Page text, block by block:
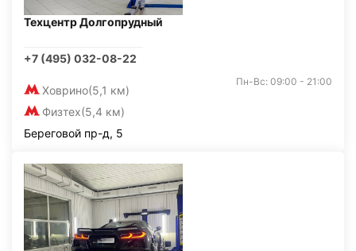
Техцентр Долгопрудный
+7 (495) 032-08-22
Ховрино(5,1 км)
Физтех(5,4 км)
Пн-Вс: 09:00 - 21:00
Береговой пр-д, 5